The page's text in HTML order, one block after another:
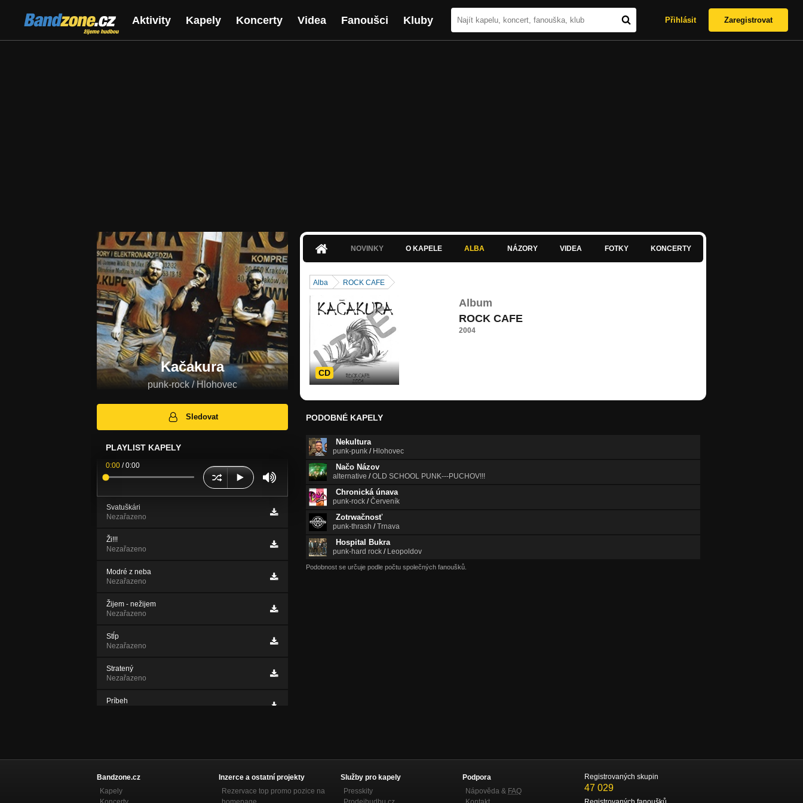
Bandzone.cz
žijeme hudbou
Aktivity Kapely Koncerty Videa Fanoušci Kluby Přihlásit Zaregistrovat
Kačakura
punk-rock / Hlohovec
Sledovat
PLAYLIST KAPELY
0:00 /0:00
Svatuškári
Nezařazeno
Ži!!!
Nezařazeno
Modré z neba
Nezařazeno
Žijem - nežijem
Nezařazeno
Stĺp
Nezařazeno
Stratený
Nezařazeno
Príbeh
NOVINKY O KAPELE ALBA NÁZORY VIDEA FOTKY KONCERTY
Alba ROCK CAFE
CD
Album
ROCK CAFE
2004
PODOBNÉ KAPELY
Nekultura
punk-punk / Hlohovec
Načo Názov
alternative /OLD SCHOOL PUNK---PUCHOV!!!
Chronická únava
punk-rock /Červeník
Zotrwačnosť
punk-thrash /Trnava
Hospital Bukra
punk-hard rock / Leopoldov
Podobnost se určuje podle počtu společných fanoušků.
Bandzone.cz
Kapely
Inzerce a ostatní projekty
Rezervace top promo pozice na
Služby pro kapely
Presskity
Podpora
Nápověda & FAQ
Registrovaných skupin
47 029